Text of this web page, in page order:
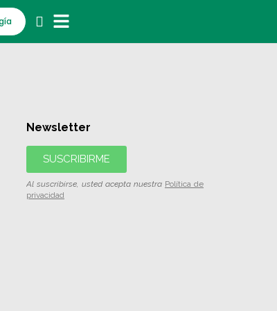
Newsletter
SUSCRIBIRME
Al suscribirse, usted acepta nuestra Política de
privacidad